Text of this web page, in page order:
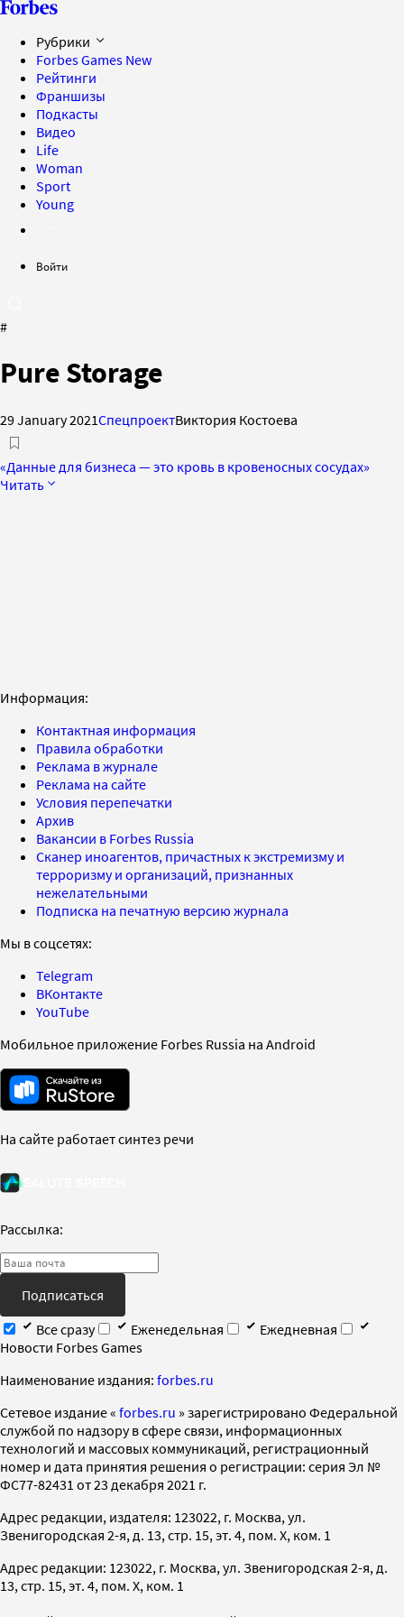
Рубрики
Forbes Games New
Рейтинги
Франшизы
Подкасты
Видео
Life
Woman
Sport
Young
Войти
#
Pure Storage
29 January 2021СпецпроектВиктория Костоева
«Данные для бизнеса — это кровь в кровеносных сосудах»
Читать
Информация:
Контактная информация
Правила обработки
Реклама в журнале
Реклама на сайте
Условия перепечатки
Архив
Вакансии в Forbes Russia
Сканер иноагентов, причастных к экстремизму и
терроризму и организаций, признанных
нежелательными
Подписка на печатную версию журнала
Мы в соцсетях:
Telegram
ВКонтакте
YouTube
Мобильное приложение Forbes Russia на Android
На сайте работает синтез речи
Рассылка:
Подписаться
Все сразу
Еженедельная
Ежедневная
Новости Forbes Games
Наименование издания: forbes.ru
Cетевое издание « forbes.ru » зарегистрировано Федеральной
службой по надзору в сфере связи, информационных
технологий и массовых коммуникаций, регистрационный
номер и дата принятия решения о регистрации: серия Эл №
ФС77-82431 от 23 декабря 2021 г.
Адрес редакции, издателя: 123022, г. Москва, ул.
Звенигородская 2-я, д. 13, стр. 15, эт. 4, пом. X, ком. 1
Адрес редакции: 123022, г. Москва, ул. Звенигородская 2-я, д.
13, стр. 15, эт. 4, пом. X, ком. 1